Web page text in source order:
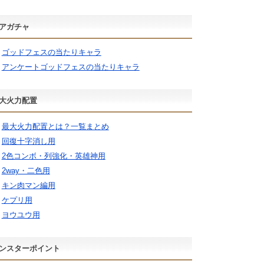
ガチャ
ゴッドフェスの当たりキャラ
アンケートゴッドフェスの当たりキャラ
火力配置
最大火力配置とは？一覧まとめ
回復十字消し用
2色コンボ・列強化・英雄神用
2way・二色用
キン肉マン編用
ケプリ用
ヨウユウ用
スターポイント